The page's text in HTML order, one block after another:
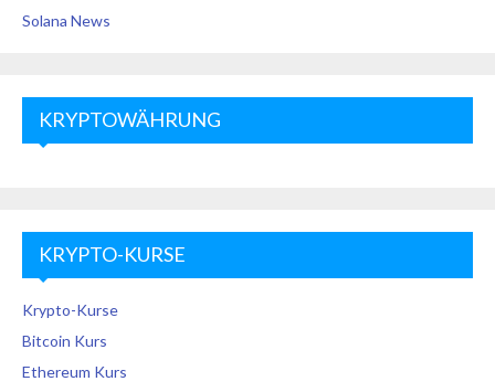
Solana News
KRYPTOWÄHRUNG
KRYPTO-KURSE
Krypto-Kurse
Bitcoin Kurs
Ethereum Kurs